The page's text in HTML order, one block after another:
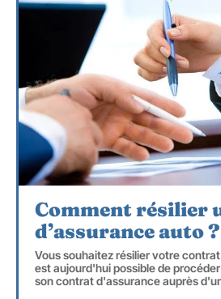
Comment résilier
d’assurance auto ?
Vous souhaitez résilier votre
est aujourd'hui possible de
son contrat d'assurance auprès